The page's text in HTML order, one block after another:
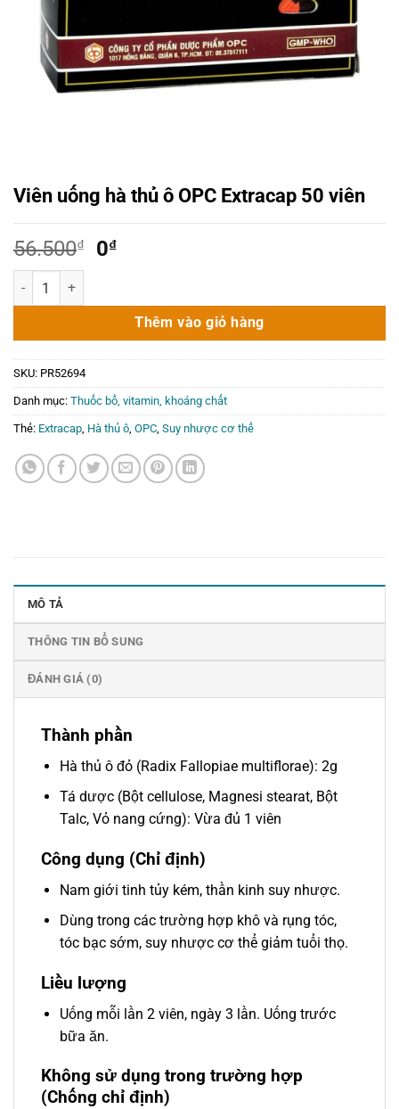
Viên uống hà thủ ô OPC Extracap 50 viên
56.500₫
Giá
56.500₫.
0₫Giá
là:
0₫.
Viên uống hà thủ ô OPC Extracap 50 viên số lượng
Thêm vào giỏ hàng
SKU: PR52694
Danh mục: Thuốc bổ, vitamin, khoáng chất
Thẻ: Extracap, Hà thủ ô, OPC, Suy nhược cơ thể
MÔ TẢ
THÔNG TIN BỔ SUNG
ĐÁNH GIÁ (0)
Thành phần
Hà thủ ô đỏ (Radix Fallopiae multiflorae): 2g
Tá dược (Bột cellulose, Magnesi stearat, Bột
Talc, Vỏ nang cứng): Vừa đủ 1 viên
Công dụng (Chỉ định)
Nam giới tinh tủy kém, thần kinh suy nhược.
Dùng trong các trường hợp khô và rụng tóc,
tóc bạc sớm, suy nhược cơ thể giảm tuổi thọ.
Liều lượng
Uống mỗi lần 2 viên, ngày 3 lần. Uống trước
bữa ăn.
Không sử dụng trong trường hợp
(Chống chỉ định)